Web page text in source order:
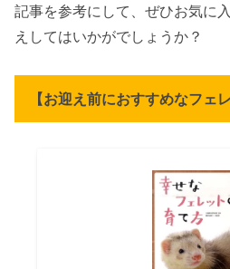
記事を参考にして、ぜひお気に
えしてはいかがでしょうか？
【お迎え前におすすめなフェ